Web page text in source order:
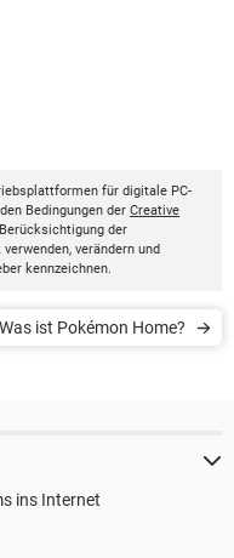
für digitale PC-
Bedingungen der Creative
der
verändern und
kennzeichnen.
Was ist Pokémon Home?
ins Internet